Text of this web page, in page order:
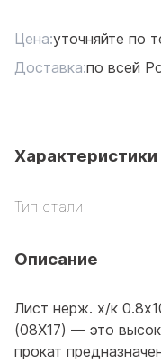
Цена:уточняйте по
Доставка:по всей
Характеристики
Тип стали
Описание
Лист нерж. х/к
(08Х17) — это
прокат